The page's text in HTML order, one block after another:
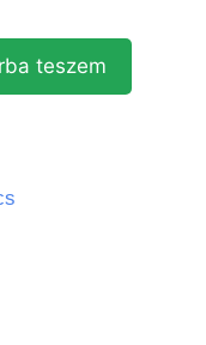
teszem